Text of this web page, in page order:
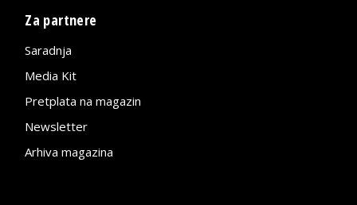
Za partnere
Saradnja
Media Kit
Pretplata na magazin
Newsletter
Arhiva magazina